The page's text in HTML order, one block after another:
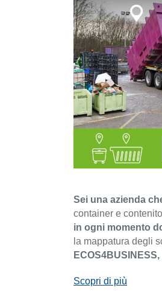
Sei una azienda
container e
in ogni momento
la mappatura degli
ECOS4BUSINESS,
Scopri di più